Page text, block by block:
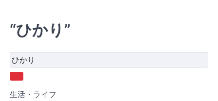
“ひかり”
生活・ライフ